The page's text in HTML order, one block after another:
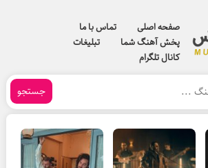
صفحه اصلی
تماس با ما
پخش آهنگ شما
تبلیغات
کانال تلگرام
جستجو